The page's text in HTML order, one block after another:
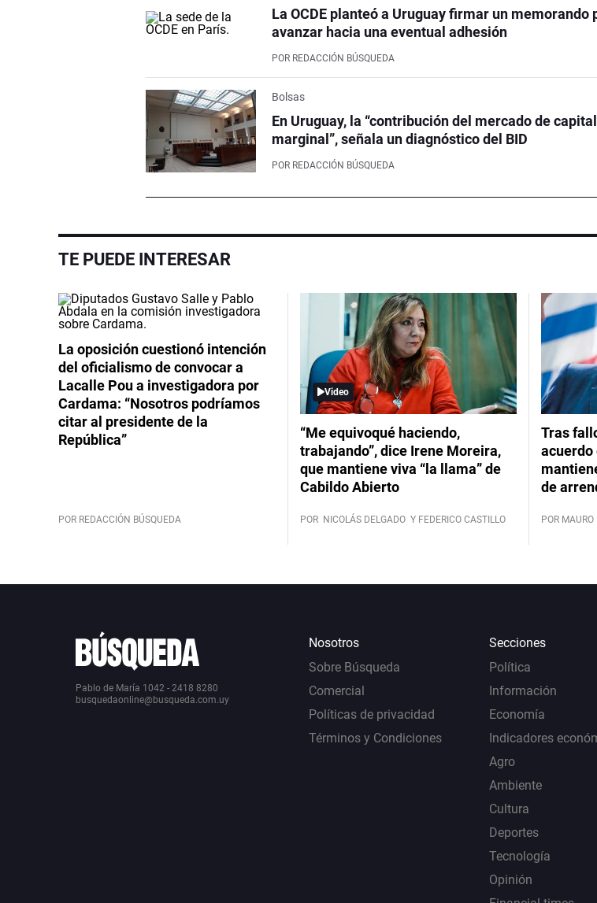
La OCDE planteó a Uruguay firmar un memorando
avanzar hacia una eventual adhesión
POR REDACCIÓN BÚSQUEDA
Bolsas
En Uruguay, la “contribución del mercado de
marginal”, señala un diagnóstico del BID
POR REDACCIÓN BÚSQUEDA
TE PUEDE INTERESAR
La oposición cuestionó intención
del oficialismo de convocar a
Lacalle Pou a investigadora por
Cardama: “Nosotros podríamos
citar al presidente de la
República”
POR REDACCIÓN BÚSQUEDA
Video
“Me equivoqué haciendo,
trabajando”, dice Irene Moreira,
que mantiene viva “la llama” de
Cabildo Abierto
POR NICOLÁS DELGADO Y FEDERICO CASTILLO
Tras
acuerdo
de
POR
Pablo de María 1042 - 2418 8280
busquedaonline@busqueda.com.uy
Nosotros
Sobre Búsqueda
Comercial
Políticas de privacidad
Términos y Condiciones
Secciones
Política
Información
Economía
Indicadores
Agro
Ambiente
Cultura
Deportes
Tecnología
Opinión